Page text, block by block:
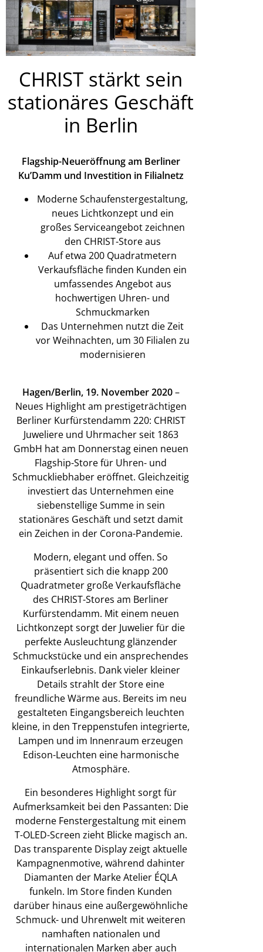
CHRIST stärkt sein
stationäres Geschäft
in Berlin
Flagship-Neueröffnung am Berliner
Ku’Damm und Investition in Filialnetz
Moderne Schaufenstergestaltung,
neues Lichtkonzept und ein
großes Serviceangebot zeichnen
den CHRIST-Store aus
Auf etwa 200 Quadratmetern
Verkaufsfläche finden Kunden ein
umfassendes Angebot aus
hochwertigen Uhren- und
Schmuckmarken
Das Unternehmen nutzt die Zeit
vor Weihnachten, um 30 Filialen zu
modernisieren
Hagen/Berlin, 19. November 2020–
Neues Highlight am prestigeträchtigen
Berliner Kurfürstendamm 220: CHRIST
Juweliere und Uhrmacher seit 1863
GmbH hat am Donnerstag einen neuen
Flagship-Store für Uhren- und
Schmuckliebhaber eröffnet. Gleichzeitig
investiert das Unternehmen eine
siebenstellige Summe in sein
stationäres Geschäft und setzt damit
ein Zeichen in der Corona-Pandemie.
Modern, elegant und offen. So
präsentiert sich die knapp 200
Quadratmeter große Verkaufsfläche
des CHRIST-Stores am Berliner
Kurfürstendamm. Mit einem neuen
Lichtkonzept sorgt der Juwelier für die
perfekte Ausleuchtung glänzender
Schmuckstücke und ein ansprechendes
Einkaufserlebnis. Dank vieler kleiner
Details strahlt der Store eine
freundliche Wärme aus. Bereits im neu
gestalteten Eingangsbereich leuchten
kleine, in den Treppenstufen integrierte,
Lampen und im Innenraum erzeugen
Edison-Leuchten eine harmonische
Atmosphäre.
Ein besonderes Highlight sorgt für
Aufmerksamkeit bei den Passanten: Die
moderne Fenstergestaltung mit einem
T-OLED-Screen zieht Blicke magisch an.
Das transparente Display zeigt aktuelle
Kampagnenmotive, während dahinter
Diamanten der Marke Atelier ÉQLA
funkeln. Im Store finden Kunden
darüber hinaus eine außergewöhnliche
Schmuck- und Uhrenwelt mit weiteren
namhaften nationalen und
internationalen Marken aber auch